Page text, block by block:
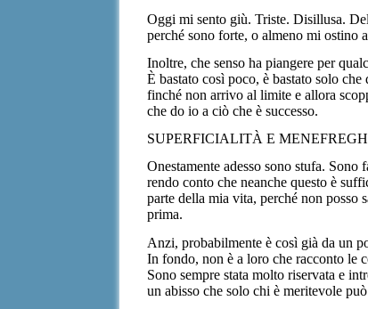
Oggi mi sento giù. Triste. Disillusa.
perché sono forte, o almeno mi ostino
Inoltre, che senso ha piangere per
È bastato così poco, è bastato solo
finché non arrivo al limite e allora
che do io a ciò che è successo.
SUPERFICIALITÀ E
Onestamente adesso sono stufa.
rendo conto che neanche questo è
parte della mia vita, perché non posso
prima.
Anzi, probabilmente è così già da un
In fondo, non è a loro che racconto le
Sono sempre stata molto riservata e
un abisso che solo chi è meritevole